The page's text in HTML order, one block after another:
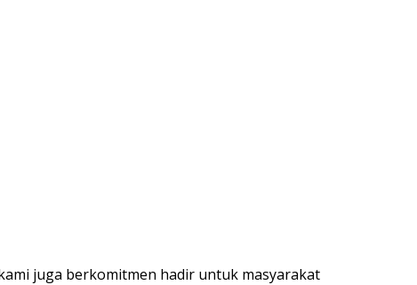
juga berkomitmen hadir untuk masyarakat